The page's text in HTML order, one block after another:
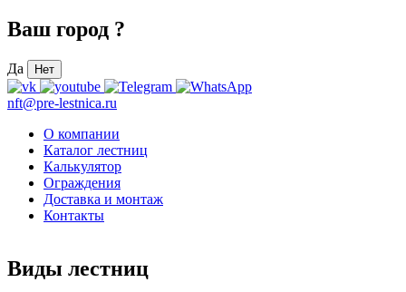
Ваш город ?
Да Нет
nft@pre-lestnica.ru
О компании
Каталог лестниц
Калькулятор
Ограждения
Доставка и монтаж
Контакты
Виды лестниц